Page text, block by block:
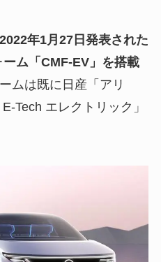
年1月27日発表された
ム「CMF-EV」を搭載
ムは既に日産「アリ
Tech エレクトリック」